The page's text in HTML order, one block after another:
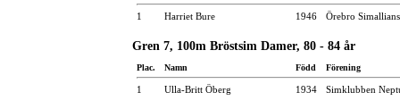
1 Harriet Bure 1946 Örebro Simallians
Gren 7, 100m Bröstsim Damer, 80 - 84 år
Plac. Namn Född Förening
1 Ulla-Britt Öberg 1934 Simklubben